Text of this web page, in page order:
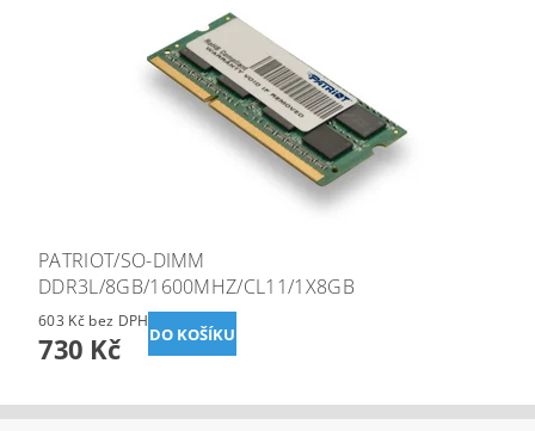
PATRIOT/SO-DIMM
DDR3L/8GB/1600MHZ/CL11/1X8GB
603 Kč bez DPH
730 Kč